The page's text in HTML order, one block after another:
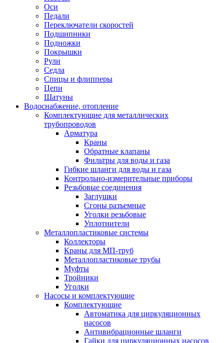
Оси
Педали
Переключатели скоростей
Подшипники
Подножки
Покрышки
Рули
Седла
Спицы и флипперы
Цепи
Шатуны
Водоснабжение, отопление
Комплектующие для металлических
трубопроводов
Арматура
Краны
Обратные клапаны
Фильтры для воды и газа
Гибкие шланги для воды и газа
Контрольно-измерительные приборы
Резьбовые соединения
Заглушки
Сгоны разъемные
Уголки резьбовые
Уплотнители
Металлопластиковые системы
Коллекторы
Краны для МП-труб
Металлопластиковые трубы
Муфты
Тройники
Уголки
Насосы и комплектующие
Комплектующие
Автоматика для циркуляционных
насосов
Антивибрационные шланги
Гайки для циркуляционных насосов